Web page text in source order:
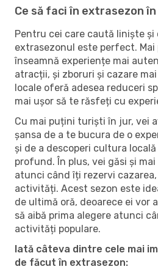
Ce să faci în extrasezon în
Pentru cei care caută liniște și
extrasezonul este perfect.
înseamnă experiențe mai
atracții, și zboruri și cazare
locale oferă adesea reduceri
mai ușor să te răsfeți cu
Cu mai puțini turiști în jur, vei
șansa de a te bucura de o
și de a descoperi cultura
profund. În plus, vei găsi și
atunci când îți rezervi
activități. Acest sezon este
de ultimă oră, deoarece ei vor
să aibă prima alegere atunci
activități populare.
Iată câteva dintre cele mai
de făcut în extrasezon: